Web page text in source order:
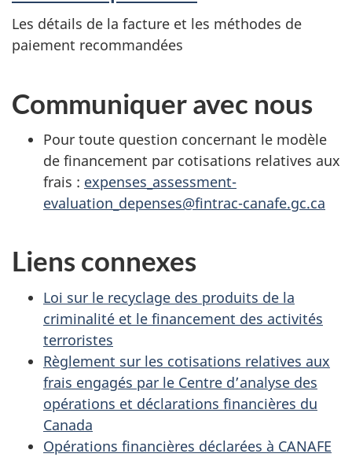
Les détails de la facture et les méthodes de
paiement recommandées
Communiquer avec nous
Pour toute question concernant le modèle
de financement par cotisations relatives aux
frais : expenses_assessment-
evaluation_depenses@fintrac-canafe.gc.ca
Liens connexes
Loi sur le recyclage des produits de la
criminalité et le financement des activités
terroristes
Règlement sur les cotisations relatives aux
frais engagés par le Centre d’analyse des
opérations et déclarations financières du
Canada
Opérations financières déclarées à CANAFE